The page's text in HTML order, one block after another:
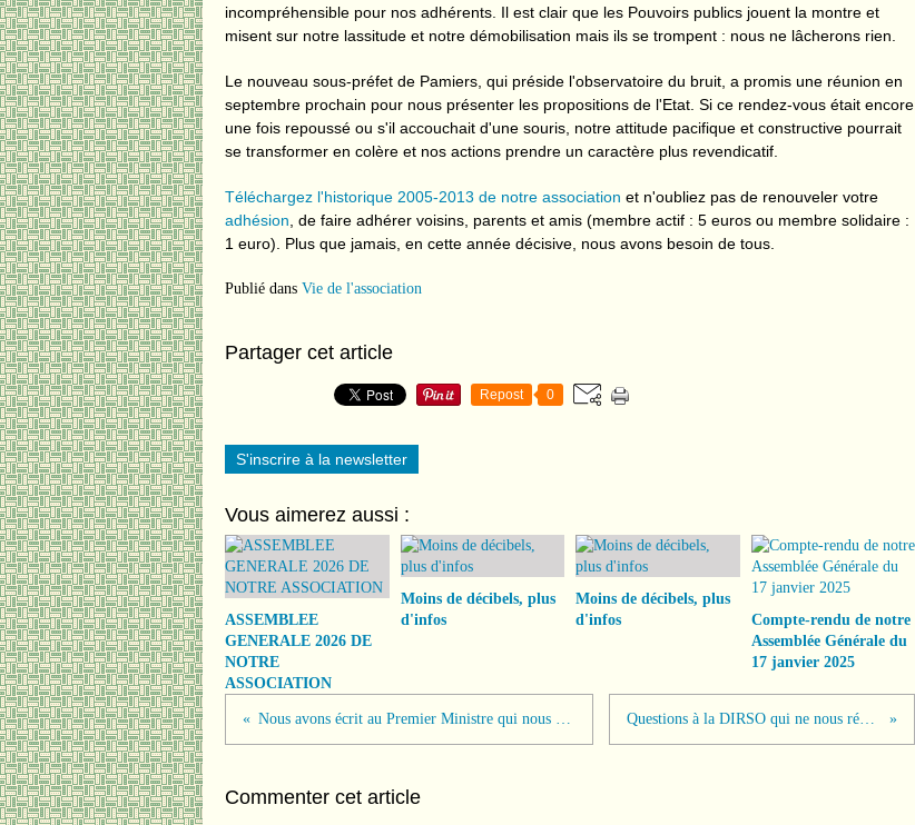
incompréhensible pour nos adhérents. Il est clair que les Pouvoirs publics jouent la montre et
misent sur notre lassitude et notre démobilisation mais ils se trompent : nous ne lâcherons rien.
Le nouveau sous-préfet de Pamiers, qui préside l'observatoire du bruit, a promis une réunion en
septembre prochain pour nous présenter les propositions de l'Etat. Si ce rendez-vous était encore
une fois repoussé ou s'il accouchait d'une souris, notre attitude pacifique et constructive pourrait
se transformer en colère et nos actions prendre un caractère plus revendicatif.
Téléchargez l'historique 2005-2013 de notre association et n'oubliez pas de renouveler votre
adhésion , de faire adhérer voisins, parents et amis (membre actif : 5 euros ou membre solidaire :
1 euro). Plus que jamais, en cette année décisive, nous avons besoin de tous.
Publié dans Vie de l'association
Partager cet article
Repost 0
S'inscrire à la newsletter
Vous aimerez aussi :
ASSEMBLEE
GENERALE 2026 DE
NOTRE
ASSOCIATION
Moins de décibels, plus
d'infos
Moins de décibels, plus
d'infos
Compte-rendu de notre
Assemblée Générale du
17 janvier 2025
Nous avons écrit au Premier Ministre qui nous a répondu Questions à la DIRSO qui ne nous répond pas
Commenter cet article